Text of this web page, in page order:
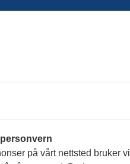
Reportasje
på vårt nettsted bruker vi